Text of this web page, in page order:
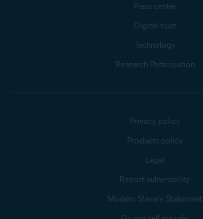
Press center
Digital trust
Technology
Research Participation
Privacy policy
Products policy
Legal
Report vulnerability
Modern Slavery Statement